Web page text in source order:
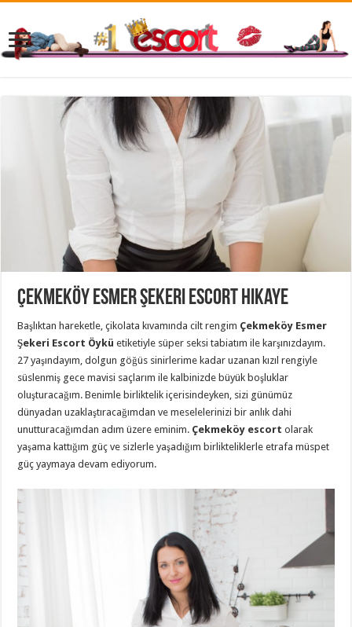
Çekmeköy Esmer Şekeri Escort Hikaye
Başlıktan hareketle, çikolata kıvamında cilt rengim Çekmeköy Esmer
Şekeri Escort Öykü etiketiyle süper seksi tabiatım ile karşınızdayım.
27 yaşındayım, dolgun göğüs sinirlerime kadar uzanan kızıl rengiyle
süslenmiş gece mavisi saçlarım ile kalbinizde büyük boşluklar
oluşturacağım. Benimle birliktelik içerisindeyken, sizi günümüz
dünyadan uzaklaştıracağımdan ve meselelerinizi bir anlık dahi
unutturacağımdan adım üzere eminim. Çekmeköy escort olarak
yaşama kattığım güç ve sizlerle yaşadığım birlikteliklerle etrafa müspet
güç yaymaya devam ediyorum.